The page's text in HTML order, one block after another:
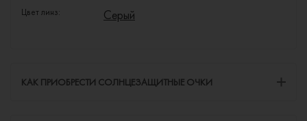
Цвет линз: Серый
КАК ПРИОБРЕСТИ СОЛНЦЕЗАЩИТНЫЕ ОЧКИ